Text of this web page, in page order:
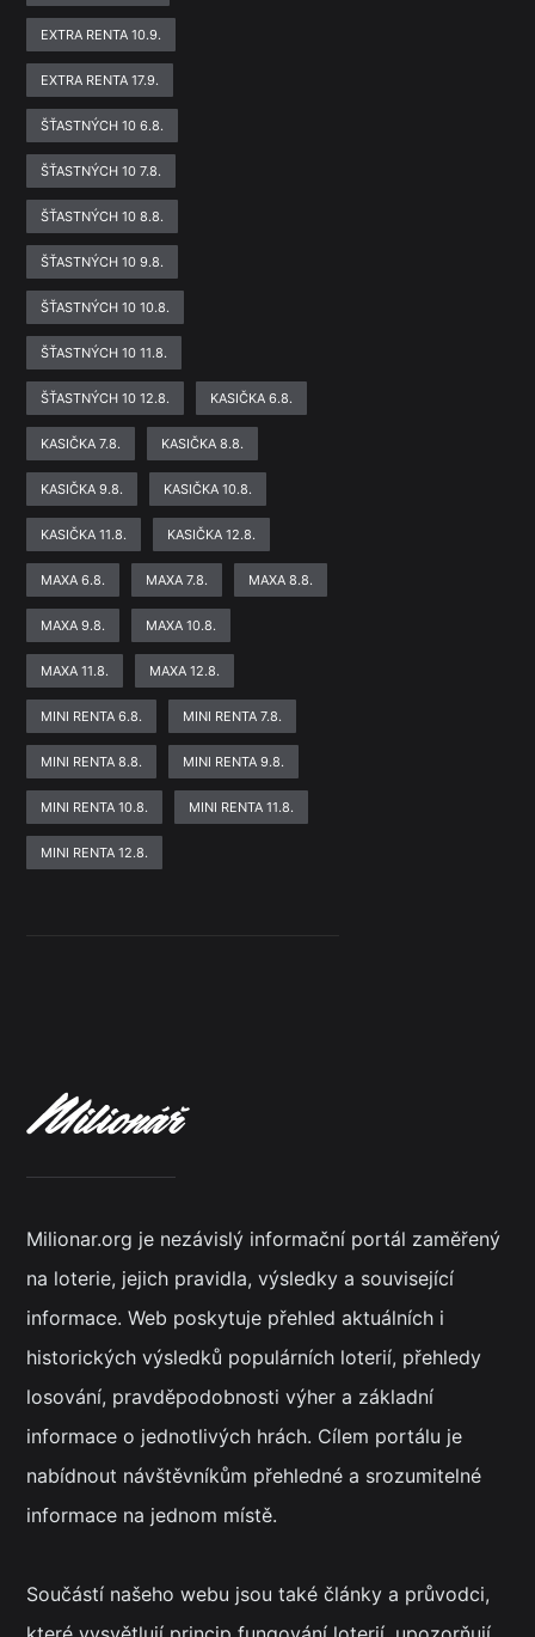
EXTRA RENTA 10.9.
EXTRA RENTA 17.9.
ŠŤASTNÝCH 10 6.8.
ŠŤASTNÝCH 10 7.8.
ŠŤASTNÝCH 10 8.8.
ŠŤASTNÝCH 10 9.8.
ŠŤASTNÝCH 10 10.8.
ŠŤASTNÝCH 10 11.8.
ŠŤASTNÝCH 10 12.8. KASIČKA 6.8.
KASIČKA 7.8. KASIČKA 8.8.
KASIČKA 9.8. KASIČKA 10.8.
KASIČKA 11.8. KASIČKA 12.8.
MAXA 6.8. MAXA 7.8. MAXA 8.8.
MAXA 9.8. MAXA 10.8.
MAXA 11.8. MAXA 12.8.
MINI RENTA 6.8. MINI RENTA 7.8.
MINI RENTA 8.8. MINI RENTA 9.8.
MINI RENTA 10.8. MINI RENTA 11.8.
MINI RENTA 12.8.
Milionar.org je nezávislý informační portál zaměřený
na loterie, jejich pravidla, výsledky a související
informace. Web poskytuje přehled aktuálních i
historických výsledků populárních loterií, přehledy
losování, pravděpodobnosti výher a základní
informace o jednotlivých hrách. Cílem portálu je
nabídnout návštěvníkům přehledné a srozumitelné
informace na jednom místě.
Součástí našeho webu jsou také články a průvodci,